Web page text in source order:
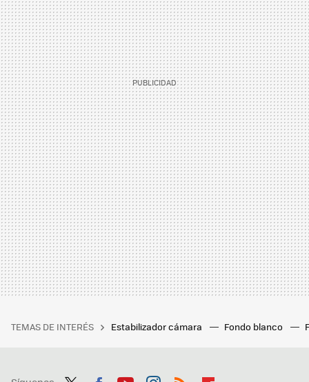
TEMAS DE INTERÉS Estabilizador cámara Fondo blanco